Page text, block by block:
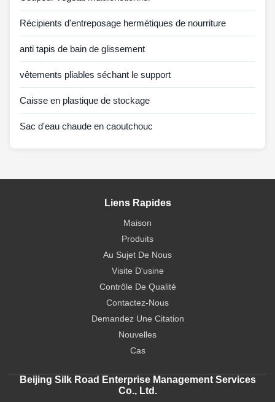
Récipients d'entreposage hermétiques de nourriture
anti tapis de bain de glissement
vêtements pliables séchant le support
Caisse en plastique de stockage
Sac d'eau chaude en caoutchouc
Liens Rapides
Maison
Produits
Au Sujet De Nous
Visite D'usine
Contrôle De Qualité
Contactez-Nous
Demandez Une Citation
Nouvelles
Cas
Beijing Silk Road Enterprise Management Services
Co., Ltd.